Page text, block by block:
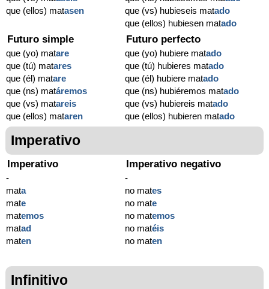
que (ellos) matasen
que (vs) hubieseis matado
que (ellos) hubiesen matado
Futuro simple
que (yo) matare
que (tú) matares
que (él) matare
que (ns) matáremos
que (vs) matareis
que (ellos) mataren
Futuro perfecto
que (yo) hubiere matado
que (tú) hubieres matado
que (él) hubiere matado
que (ns) hubiéremos matado
que (vs) hubiereis matado
que (ellos) hubieren matado
Imperativo
Imperativo
-
mata
mate
matemos
matad
maten
Imperativo negativo
-
no mates
no mate
no matemos
no matéis
no maten
Infinitivo